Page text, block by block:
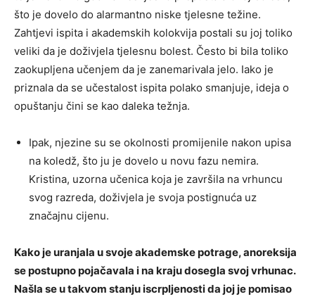
što je dovelo do alarmantno niske tjelesne težine.
Zahtjevi ispita i akademskih kolokvija postali su joj toliko
veliki da je doživjela tjelesnu bolest. Često bi bila toliko
zaokupljena učenjem da je zanemarivala jelo. Iako je
priznala da se učestalost ispita polako smanjuje, ideja o
opuštanju čini se kao daleka težnja.
Ipak, njezine su se okolnosti promijenile nakon upisa
na koledž, što ju je dovelo u novu fazu nemira.
Kristina, uzorna učenica koja je završila na vrhuncu
svog razreda, doživjela je svoja postignuća uz
značajnu cijenu.
Kako je uranjala u svoje akademske potrage, anoreksija
se postupno pojačavala i na kraju dosegla svoj vrhunac.
Našla se u takvom stanju iscrpljenosti da joj je pomisao